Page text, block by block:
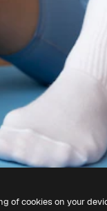
of cookies on your